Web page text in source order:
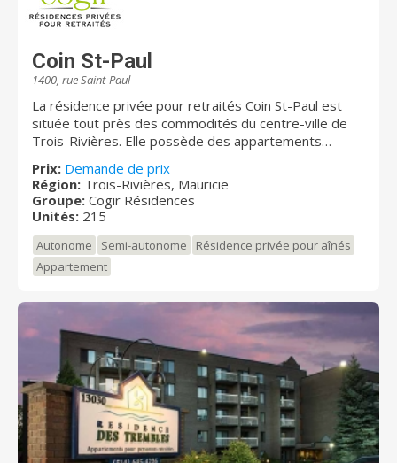
Coin St-Paul
1400, rue Saint-Paul
La résidence privée pour retraités Coin St-Paul est
située tout près des commodités du centre-ville de
Trois-Rivières. Elle possède des appartements
grande cour extérieure et de magnifiques jardins. Son
grand salon avec foyer adjacent à la salle des loisirs
en fait un endroit accueillant et chaleureux.
Prix: Demande de prix
Région: Trois-Rivières, Mauricie
Groupe: Cogir Résidences
Unités: 215
Autonome Semi-autonome
Résidence privée pour aînés
Appartement